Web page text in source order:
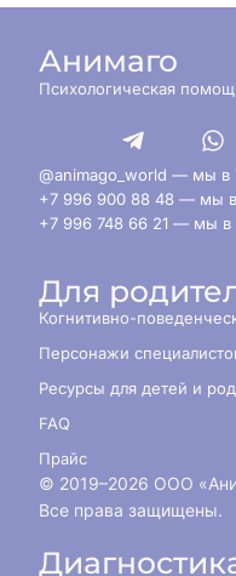
Анимаго
Психологическая
@animago_world — мы в
+7 996 900 88 48 — мы
+7 996 748 66 21 — мы в
Для
Когнитивно-
Персонажи
Ресурсы для детей и
FAQ
Прайс
© 2019–2026 ООО
Все права защищены.